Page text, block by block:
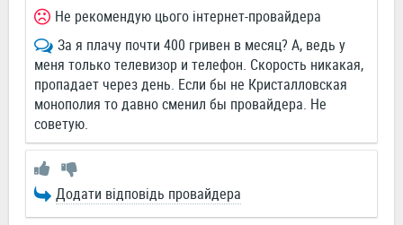
Не рекомендую цього інтернет-провайдера
За я плачу почти 400 гривен в месяц? А, ведь у
меня только телевизор и телефон. Скорость никакая,
пропадает через день. Если бы не Кристалловская
монополия то давно сменил бы провайдера. Не
советую.
Додати відповідь провайдера